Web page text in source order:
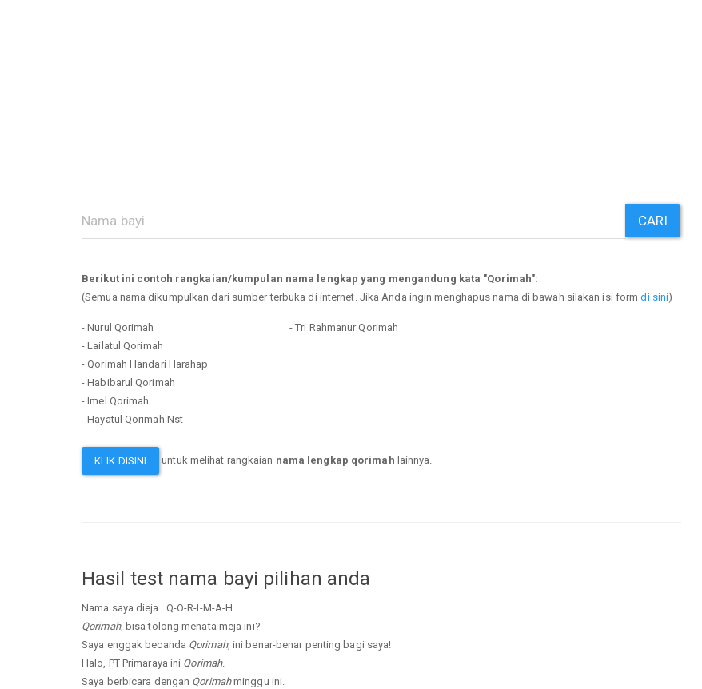
CARI
Berikut ini contoh rangkaian/kumpulan nama lengkap yang mengandung kata "Qorimah":
(Semua nama dikumpulkan dari sumber terbuka di internet. Jika Anda ingin menghapus nama di bawah silakan isi formdi sini)
- Nurul Qorimah
- Lailatul Qorimah
- Qorimah Handari Harahap
- Habibarul Qorimah
- Imel Qorimah
- Hayatul Qorimah Nst
- Tri Rahmanur Qorimah
KLIK DISINI untuk melihat rangkaian nama lengkap qorimah lainnya.
Hasil test nama bayi pilihan anda
Nama saya dieja.. Q-O-R-I-M-A-H
Qorimah, bisa tolong menata meja ini?
Saya enggak becanda Qorimah, ini benar-benar penting bagi saya!
Halo, PT Primaraya ini Qorimah.
Saya berbicara dengan Qorimahminggu ini.